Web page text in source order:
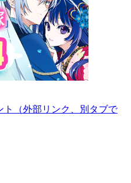
ト
（外部リンク、別タブで